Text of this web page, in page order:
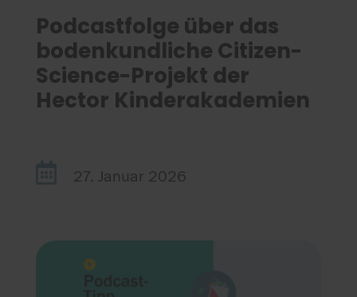
Podcastfolge über das
bodenkundliche Citizen-
Science-Projekt der
Hector Kinderakademien
27. Januar 2026